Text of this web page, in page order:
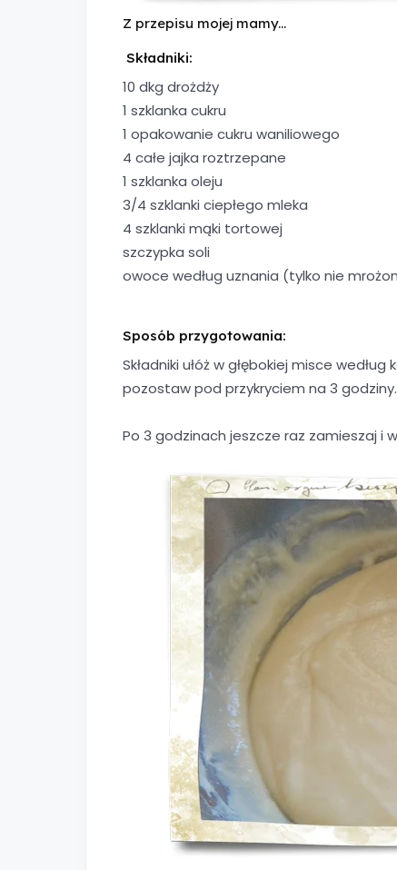
Z przepisu mojej mamy...
Składniki:
10 dkg drożdży
1 szklanka cukru
1 opakowanie cukru waniliowego
4 całe jajka roztrzepane
1 szklanka oleju
3/4 szklanki ciepłego mleka
4 szklanki mąki tortowej
szczypka soli
owoce według uznania (tylko nie
Sposób przygotowania:
Składniki ułóż w głębokiej misce
pozostaw pod przykryciem na 3 godziny.
Po 3 godzinach jeszcze raz zamieszaj i